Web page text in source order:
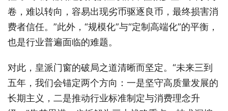
卷，难以转向，容易出现劣币驱逐良币，最终损害消
费者信任。”此外，“规模化”与“定制高端化”的平衡，
也是行业普遍面临的难题。
对此，皇派门窗的破局之道清晰而坚定。“未来三到
五年，我们会锚定两个方向：一是坚守高质量发展的
长期主义，二是推动行业标准制定与消费理念升